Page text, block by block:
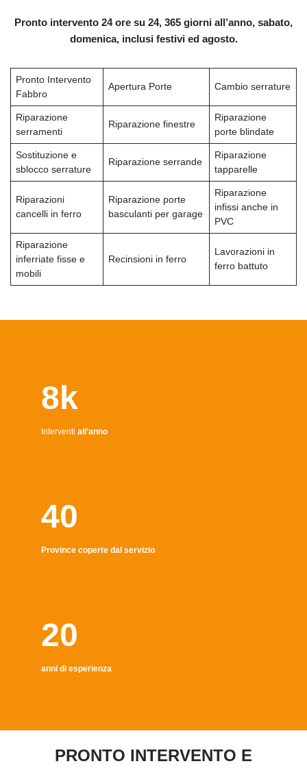
Pronto intervento 24 ore su 24, 365 giorni all’anno, sabato,
domenica, inclusi festivi ed agosto.
Pronto Intervento
Fabbro
Apertura Porte Cambio serrature
Riparazione
serramenti
Riparazione finestre
Riparazione
porte blindate
Sostituzione e
sblocco serrature
Riparazione serrande
Riparazione
tapparelle
Riparazioni
cancelli in ferro
Riparazione porte
basculanti per garage
Riparazione
infissi anche in
PVC
Riparazione
inferriate fisse e
mobili
Recinsioni in ferro
Lavorazioni in
ferro battuto
8k
Interventi all’anno
40
Province coperte dal servizio
20
anni di esperienza
PRONTO INTERVENTO E